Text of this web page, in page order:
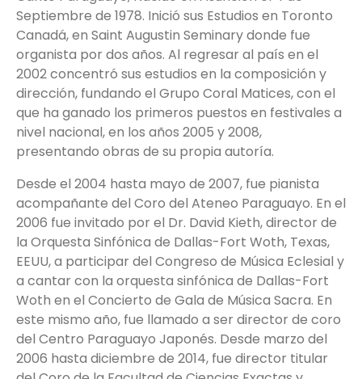
Septiembre de 1978. Inició sus Estudios en Toronto
Canadá, en Saint Augustin Seminary donde fue
organista por dos años. Al regresar al país en el
2002 concentró sus estudios en la composición y
dirección, fundando el Grupo Coral Matices, con el
que ha ganado los primeros puestos en festivales a
nivel nacional, en los años 2005 y 2008,
presentando obras de su propia autoría.
Desde el 2004 hasta mayo de 2007, fue pianista
acompañante del Coro del Ateneo Paraguayo. En el
2006 fue invitado por el Dr. David Kieth, director de
la Orquesta Sinfónica de Dallas-Fort Woth, Texas,
EEUU, a participar del Congreso de Música Eclesial y
a cantar con la orquesta sinfónica de Dallas-Fort
Woth en el Concierto de Gala de Música Sacra. En
este mismo año, fue llamado a ser director de coro
del Centro Paraguayo Japonés. Desde marzo del
2006 hasta diciembre de 2014, fue director titular